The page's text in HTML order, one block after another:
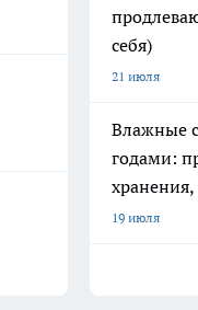
себя)
21 июля
Влажные
годами:
19 июля